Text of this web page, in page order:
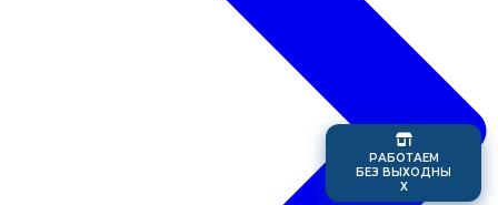
РАБОТАЕМ
БЕЗ ВЫХОДНЫ
Х